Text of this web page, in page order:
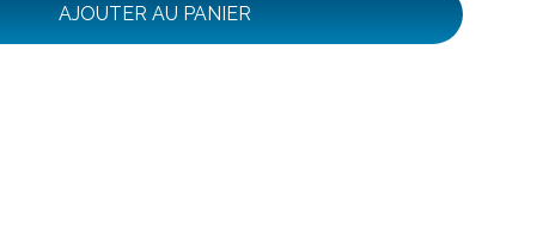
AJOUTER AU PANIER